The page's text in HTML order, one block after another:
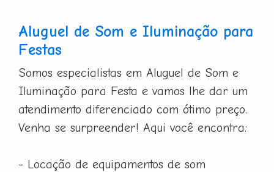
Aluguel de Som e Iluminação para
Festas
Somos especialistas em Aluguel de Som e
Iluminação para Festa e vamos lhe dar um
atendimento diferenciado com ótimo preço.
Venha se surpreender! Aqui você encontra:
- Locação de equipamentos de som